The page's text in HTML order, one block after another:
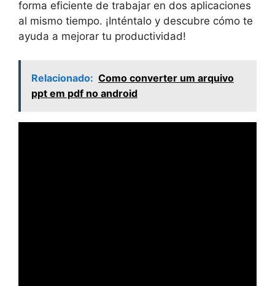
forma eficiente de trabajar en dos aplicaciones
al mismo tiempo. ¡Inténtalo y descubre cómo te
ayuda a mejorar tu productividad!
Relacionado: Como converter um arquivo
ppt em pdf no android